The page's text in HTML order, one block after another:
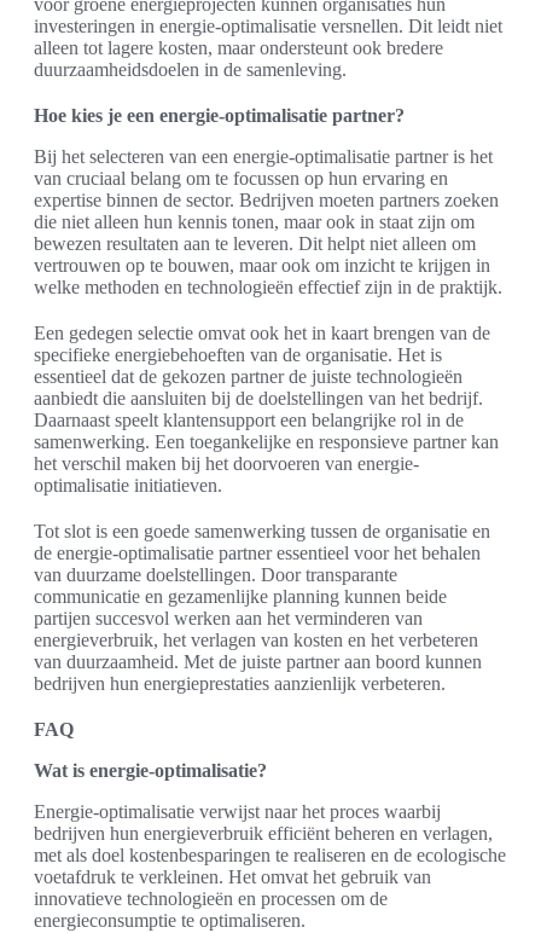
voor groene energieprojecten kunnen organisaties hun
investeringen in energie-optimalisatie versnellen. Dit leidt niet
alleen tot lagere kosten, maar ondersteunt ook bredere
duurzaamheidsdoelen in de samenleving.
Hoe kies je een energie-optimalisatie partner?
Bij het selecteren van een energie-optimalisatie partner is het
van cruciaal belang om te focussen op hun ervaring en
expertise binnen de sector. Bedrijven moeten partners zoeken
die niet alleen hun kennis tonen, maar ook in staat zijn om
bewezen resultaten aan te leveren. Dit helpt niet alleen om
vertrouwen op te bouwen, maar ook om inzicht te krijgen in
welke methoden en technologieën effectief zijn in de praktijk.
Een gedegen selectie omvat ook het in kaart brengen van de
specifieke energiebehoeften van de organisatie. Het is
essentieel dat de gekozen partner de juiste technologieën
aanbiedt die aansluiten bij de doelstellingen van het bedrijf.
Daarnaast speelt klantensupport een belangrijke rol in de
samenwerking. Een toegankelijke en responsieve partner kan
het verschil maken bij het doorvoeren van energie-
optimalisatie initiatieven.
Tot slot is een goede samenwerking tussen de organisatie en
de energie-optimalisatie partner essentieel voor het behalen
van duurzame doelstellingen. Door transparante
communicatie en gezamenlijke planning kunnen beide
partijen succesvol werken aan het verminderen van
energieverbruik, het verlagen van kosten en het verbeteren
van duurzaamheid. Met de juiste partner aan boord kunnen
bedrijven hun energieprestaties aanzienlijk verbeteren.
FAQ
Wat is energie-optimalisatie?
Energie-optimalisatie verwijst naar het proces waarbij
bedrijven hun energieverbruik efficiënt beheren en verlagen,
met als doel kostenbesparingen te realiseren en de ecologische
voetafdruk te verkleinen. Het omvat het gebruik van
innovatieve technologieën en processen om de
energieconsumptie te optimaliseren.